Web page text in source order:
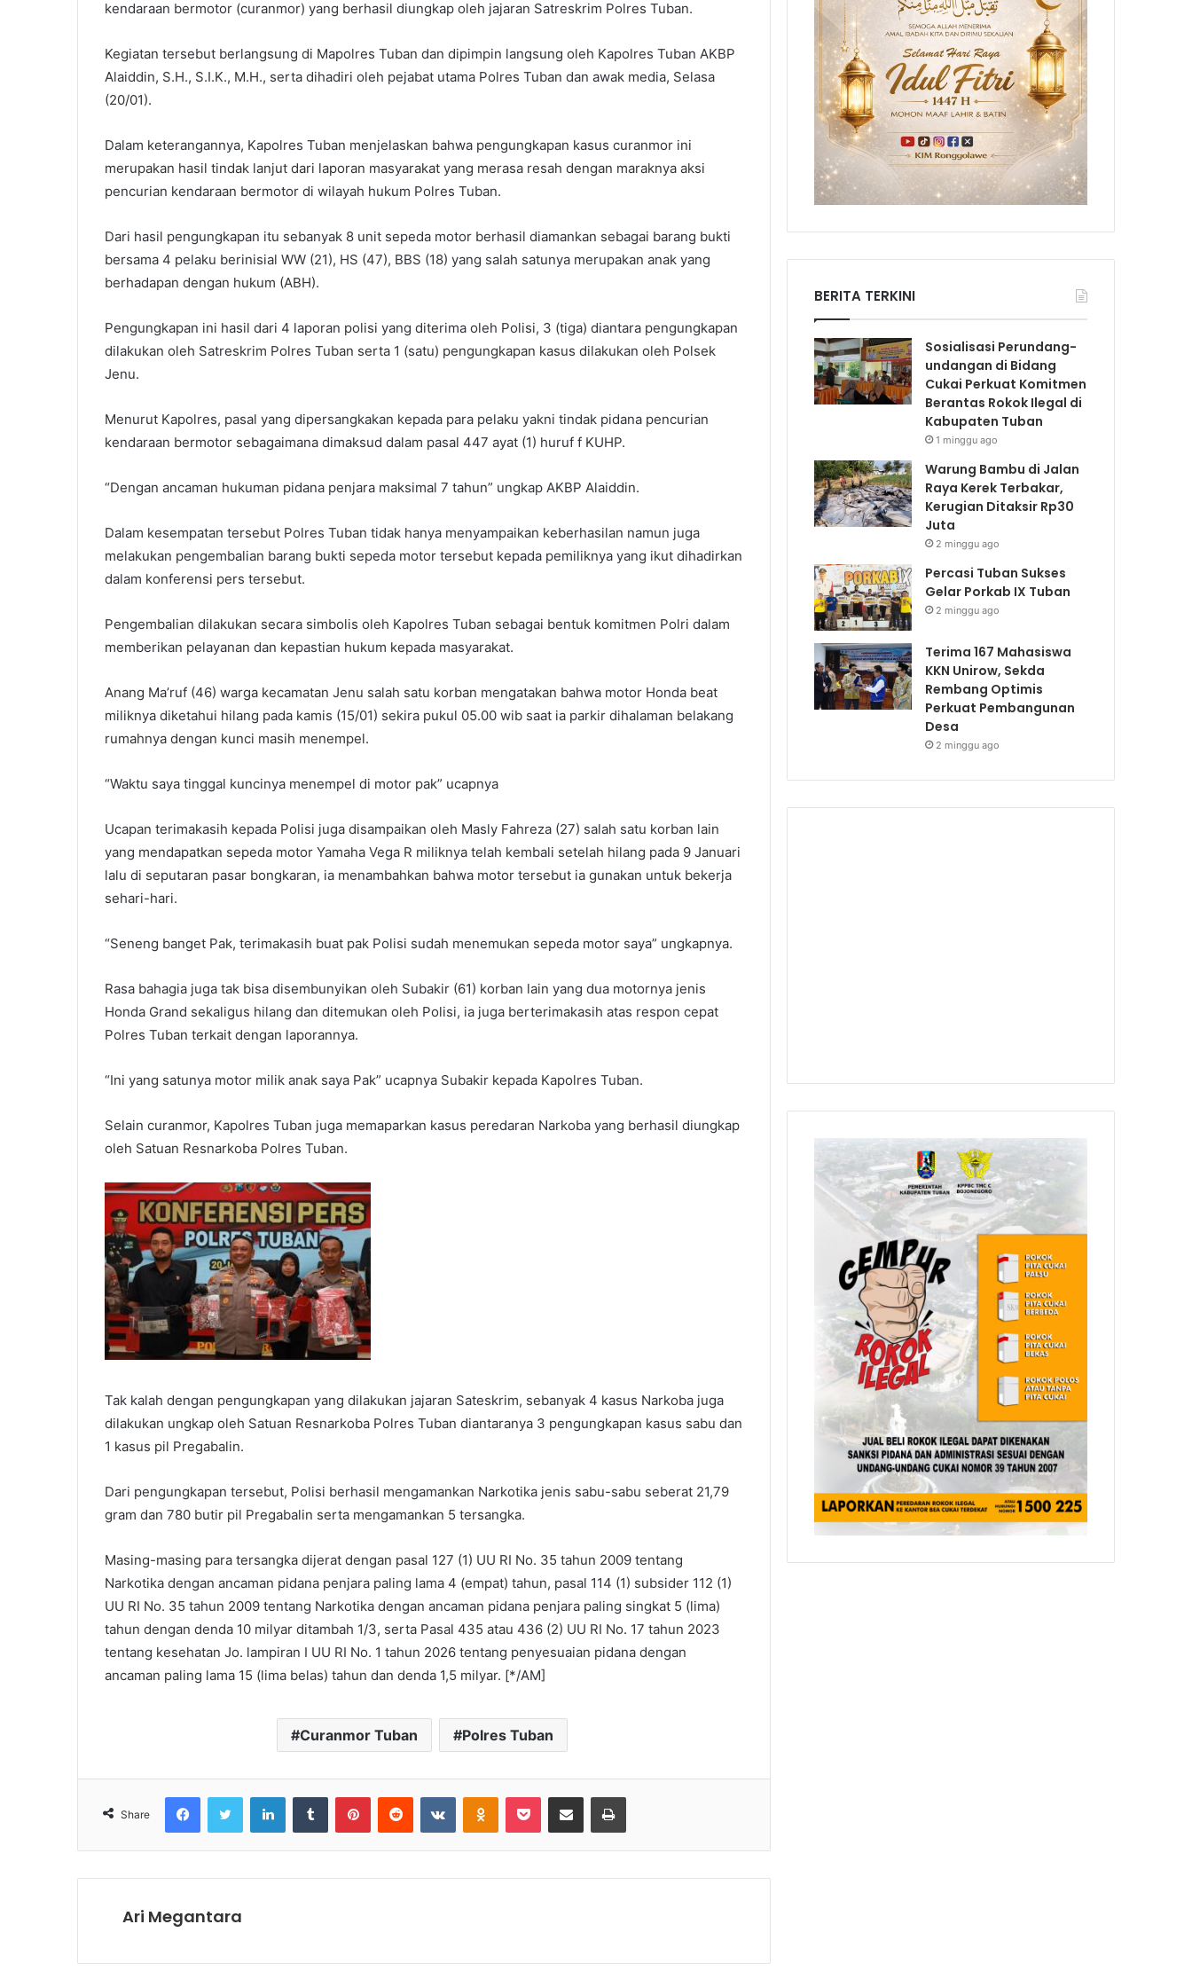
kendaraan bermotor (curanmor) yang berhasil diungkap oleh jajaran Satreskrim Polres Tuban.
Kegiatan tersebut berlangsung di Mapolres Tuban dan dipimpin langsung oleh Kapolres Tuban AKBP
Alaiddin, S.H., S.I.K., M.H., serta dihadiri oleh pejabat utama Polres Tuban dan awak media, Selasa
(20/01).
Dalam keterangannya, Kapolres Tuban menjelaskan bahwa pengungkapan kasus curanmor ini
merupakan hasil tindak lanjut dari laporan masyarakat yang merasa resah dengan maraknya aksi
pencurian kendaraan bermotor di wilayah hukum Polres Tuban.
Dari hasil pengungkapan itu sebanyak 8 unit sepeda motor berhasil diamankan sebagai barang bukti
bersama 4 pelaku berinisial WW (21), HS (47), BBS (18) yang salah satunya merupakan anak yang
berhadapan dengan hukum (ABH).
Pengungkapan ini hasil dari 4 laporan polisi yang diterima oleh Polisi, 3 (tiga) diantara pengungkapan
dilakukan oleh Satreskrim Polres Tuban serta 1 (satu) pengungkapan kasus dilakukan oleh Polsek
Jenu.
Menurut Kapolres, pasal yang dipersangkakan kepada para pelaku yakni tindak pidana pencurian
kendaraan bermotor sebagaimana dimaksud dalam pasal 447 ayat (1) huruf f KUHP.
“Dengan ancaman hukuman pidana penjara maksimal 7 tahun” ungkap AKBP Alaiddin.
Dalam kesempatan tersebut Polres Tuban tidak hanya menyampaikan keberhasilan namun juga
melakukan pengembalian barang bukti sepeda motor tersebut kepada pemiliknya yang ikut dihadirkan
dalam konferensi pers tersebut.
Pengembalian dilakukan secara simbolis oleh Kapolres Tuban sebagai bentuk komitmen Polri dalam
memberikan pelayanan dan kepastian hukum kepada masyarakat.
Anang Ma’ruf (46) warga kecamatan Jenu salah satu korban mengatakan bahwa motor Honda beat
miliknya diketahui hilang pada kamis (15/01) sekira pukul 05.00 wib saat ia parkir dihalaman belakang
rumahnya dengan kunci masih menempel.
“Waktu saya tinggal kuncinya menempel di motor pak” ucapnya
Ucapan terimakasih kepada Polisi juga disampaikan oleh Masly Fahreza (27) salah satu korban lain
yang mendapatkan sepeda motor Yamaha Vega R miliknya telah kembali setelah hilang pada 9 Januari
lalu di seputaran pasar bongkaran, ia menambahkan bahwa motor tersebut ia gunakan untuk bekerja
sehari-hari.
“Seneng banget Pak, terimakasih buat pak Polisi sudah menemukan sepeda motor saya” ungkapnya.
Rasa bahagia juga tak bisa disembunyikan oleh Subakir (61) korban lain yang dua motornya jenis
Honda Grand sekaligus hilang dan ditemukan oleh Polisi, ia juga berterimakasih atas respon cepat
Polres Tuban terkait dengan laporannya.
“Ini yang satunya motor milik anak saya Pak” ucapnya Subakir kepada Kapolres Tuban.
Selain curanmor, Kapolres Tuban juga memaparkan kasus peredaran Narkoba yang berhasil diungkap
oleh Satuan Resnarkoba Polres Tuban.
Tak kalah dengan pengungkapan yang dilakukan jajaran Sateskrim, sebanyak 4 kasus Narkoba juga
dilakukan ungkap oleh Satuan Resnarkoba Polres Tuban diantaranya 3 pengungkapan kasus sabu dan
1 kasus pil Pregabalin.
Dari pengungkapan tersebut, Polisi berhasil mengamankan Narkotika jenis sabu-sabu seberat 21,79
gram dan 780 butir pil Pregabalin serta mengamankan 5 tersangka.
Masing-masing para tersangka dijerat dengan pasal 127 (1) UU RI No. 35 tahun 2009 tentang
Narkotika dengan ancaman pidana penjara paling lama 4 (empat) tahun, pasal 114 (1) subsider 112 (1)
UU RI No. 35 tahun 2009 tentang Narkotika dengan ancaman pidana penjara paling singkat 5 (lima)
tahun dengan denda 10 milyar ditambah 1/3, serta Pasal 435 atau 436 (2) UU RI No. 17 tahun 2023
tentang kesehatan Jo. lampiran I UU RI No. 1 tahun 2026 tentang penyesuaian pidana dengan
ancaman paling lama 15 (lima belas) tahun dan denda 1,5 milyar. [*/AM]
Curanmor Tuban Polres Tuban
Share
Ari Megantara
BERITA TERKINI
Sosialisasi Perundang-
undangan di Bidang
Cukai Perkuat Komitmen
Berantas Rokok Ilegal di
Kabupaten Tuban
1 minggu ago
Warung Bambu di Jalan
Raya Kerek Terbakar,
Kerugian Ditaksir Rp30
Juta
2 minggu ago
Percasi Tuban Sukses
Gelar Porkab IX Tuban
2 minggu ago
Terima 167 Mahasiswa
KKN Unirow, Sekda
Rembang Optimis
Perkuat Pembangunan
Desa
2 minggu ago